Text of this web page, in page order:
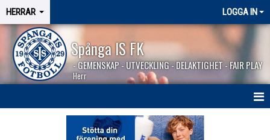
HERRAR LOGGA IN
Spånga IS FK
- GEMENSKAP - UTVECKLING - DELAKTIGHET - FAIR PLAY
Herr